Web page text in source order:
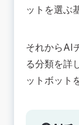
ットを選ぶ
それからAI
る分類を詳
ットボット